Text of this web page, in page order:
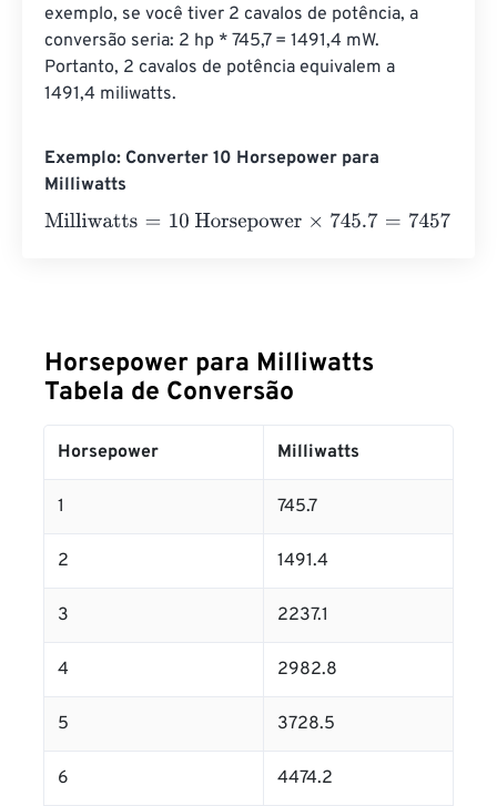
exemplo, se você tiver 2 cavalos de potência, a
conversão seria: 2 hp * 745,7 = 1491,4 mW.
Portanto, 2 cavalos de potência equivalem a
1491,4 miliwatts.
Exemplo: Converter 10 Horsepower para
Milliwatts
Milliwatts=10 Horsepower×745.7=7457 Milliwatts
Horsepower para Milliwatts
Tabela de Conversão
Horsepower Milliwatts
1 745.7
2 1491.4
3 2237.1
4 2982.8
5 3728.5
6 4474.2